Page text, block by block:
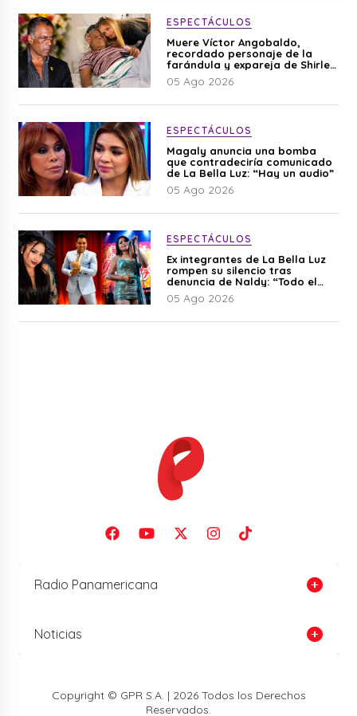
ESPECTÁCULOS
Muere Víctor Angobaldo,
recordado personaje de la
farándula y expareja de Shirley
Cherres
05 Ago 2026
ESPECTÁCULOS
Magaly anuncia una bomba
que contradeciría comunicado
de La Bella Luz: “Hay un audio”
05 Ago 2026
ESPECTÁCULOS
Ex integrantes de La Bella Luz
rompen su silencio tras
denuncia de Naldy: “Todo el
mundo lo sabía”
05 Ago 2026
Radio Panamericana
Noticias
Copyright © GPR S.A. | 2026 Todos los Derechos
Reservados.